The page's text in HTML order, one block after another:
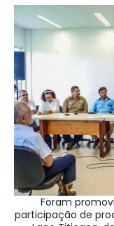
Foram
participação de